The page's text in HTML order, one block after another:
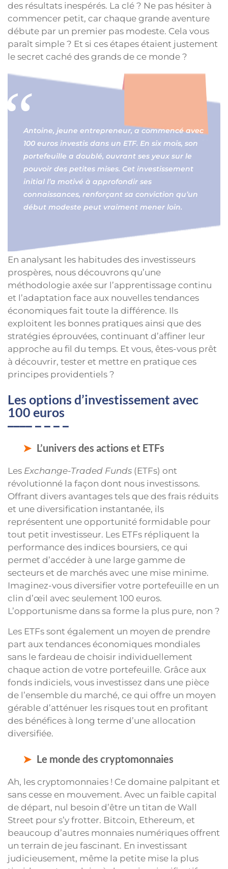
des résultats inespérés. La clé ? Ne pas hésiter à
commencer petit, car chaque grande aventure
débute par un premier pas modeste. Cela vous
paraît simple ? Et si ces étapes étaient justement
le secret caché des grands de ce monde ?
Antoine, jeune entrepreneur, a commencé avec
100 euros investis dans un ETF. En six mois, son
portefeuille a doublé, ouvrant ses yeux sur le
pouvoir des petites mises. Cet investissement
initial l’a motivé à approfondir ses
connaissances, renforçant sa conviction qu’un
début modeste peut vraiment mener loin.
En analysant les habitudes des investisseurs
prospères, nous découvrons qu’une
méthodologie axée sur l’apprentissage continu
et l’adaptation face aux nouvelles tendances
économiques fait toute la différence. Ils
exploitent les bonnes pratiques ainsi que des
stratégies éprouvées, continuant d’affiner leur
approche au fil du temps. Et vous, êtes-vous prêt
à découvrir, tester et mettre en pratique ces
principes providentiels ?
Les options d’investissement avec
100 euros
L’univers des actions et ETFs
Les Exchange-Traded Funds (ETFs) ont
révolutionné la façon dont nous investissons.
Offrant divers avantages tels que des frais réduits
et une diversification instantanée, ils
représentent une opportunité formidable pour
tout petit investisseur. Les ETFs répliquent la
performance des indices boursiers, ce qui
permet d’accéder à une large gamme de
secteurs et de marchés avec une mise minime.
Imaginez-vous diversifier votre portefeuille en un
clin d’œil avec seulement 100 euros.
L’opportunisme dans sa forme la plus pure, non ?
Les ETFs sont également un moyen de prendre
part aux tendances économiques mondiales
sans le fardeau de choisir individuellement
chaque action de votre portefeuille. Grâce aux
fonds indiciels, vous investissez dans une pièce
de l’ensemble du marché, ce qui offre un moyen
gérable d’atténuer les risques tout en profitant
des bénéfices à long terme d’une allocation
diversifiée.
Le monde des cryptomonnaies
Ah, les cryptomonnaies ! Ce domaine palpitant et
sans cesse en mouvement. Avec un faible capital
de départ, nul besoin d’être un titan de Wall
Street pour s’y frotter. Bitcoin, Ethereum, et
beaucoup d’autres monnaies numériques offrent
un terrain de jeu fascinant. En investissant
judicieusement, même la petite mise la plus